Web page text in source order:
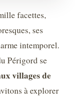
facettes,
ses
intemporel.
Périgord se
villages de
à explorer